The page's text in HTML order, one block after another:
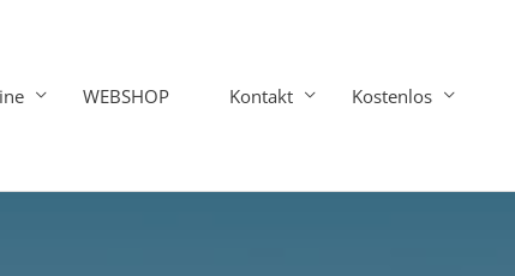
WEBSHOP Kontakt Kostenlos